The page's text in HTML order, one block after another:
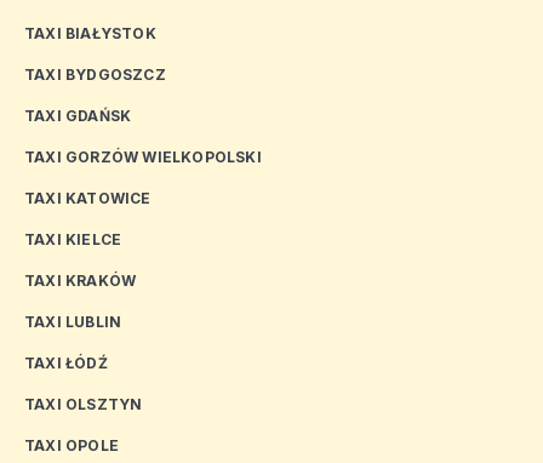
TAXI BIAŁYSTOK
TAXI BYDGOSZCZ
TAXI GDAŃSK
TAXI GORZÓW WIELKOPOLSKI
TAXI KATOWICE
TAXI KIELCE
TAXI KRAKÓW
TAXI LUBLIN
TAXI ŁÓDŹ
TAXI OLSZTYN
TAXI OPOLE